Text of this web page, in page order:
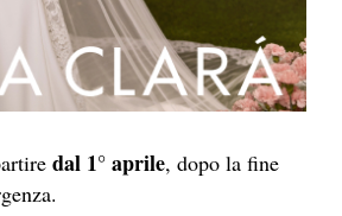
dal 1° aprile, dopo la fine